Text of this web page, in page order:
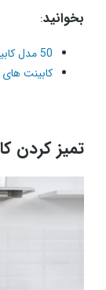
بخوانید:
50 مدل کابینت های گلاس کاپوچینو 2023-1402
کابینت های
تمیز کردن